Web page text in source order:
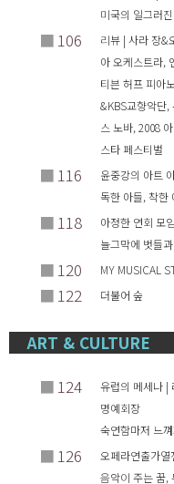
미국의 일그러
■ 106
리뷰 | 사라 장&
아 오케스트라,
티븐 허프 피아
&KBS교향악단,
스 노바, 2008
스타 페스티벌
■ 116
윤중강의 아트
독한 아들, 착한
■ 118
아정한 연회 모
늘그막에 벗들
■ 120 MY MUSICAL
■ 122 더불어 숲
ART & CULTURE
■ 124
유럽의 메세나 |
명예회장
숙연함마저 느
■ 126
오페라연출가열
음악이 주는 꿈,